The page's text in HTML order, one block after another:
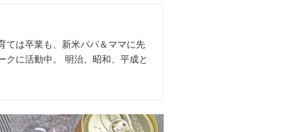
ては卒業も、新米パパ＆ママに先
クに活動中。 明治、昭和、平成と